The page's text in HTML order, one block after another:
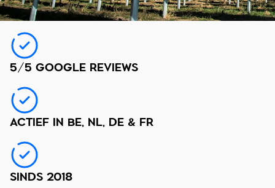
5/5 GOOGLE REVIEWS
ACTIEF IN BE, NL, DE & FR
SINDS 2018